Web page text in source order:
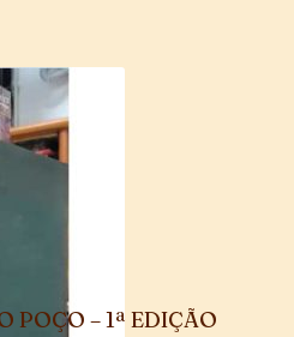
POÇO – 1ª EDIÇÃO